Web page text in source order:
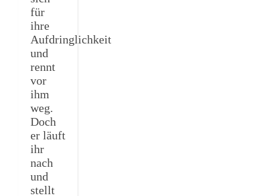
für
ihre
Aufdringlichkeit
und
rennt
vor
ihm
weg.
Doch
er läuft
ihr
nach
und
stellt